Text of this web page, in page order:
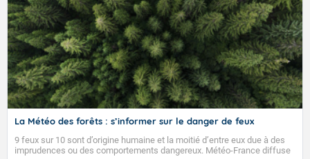
La Météo des forêts : s’informer sur le danger de feux
9 feux sur 10 sont d’origine humaine et la moitié d’entre eux due à des
imprudences ou des comportements dangereux. Météo-France diffuse